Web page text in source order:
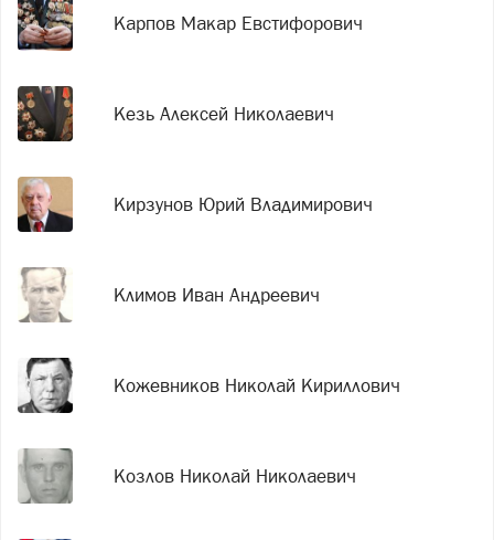
Карпов Макар Евстифорович
Кезь Алексей Николаевич
Кирзунов Юрий Владимирович
Климов Иван Андреевич
Кожевников Николай Кириллович
Козлов Николай Николаевич